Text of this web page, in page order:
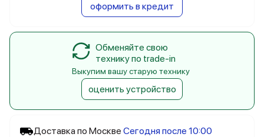
Доставка по Москве Сегодня после 10:00
оформить в кредит
Обменяйте свою
технику по trade-in
Выкупим вашу старую технику
оценить устройство